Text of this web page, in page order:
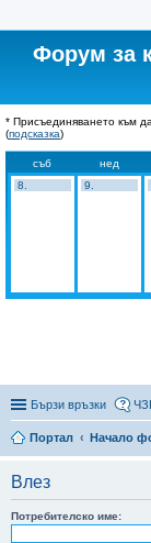
Форум за
* Присъединяването към
(подсказка)
съб нед
8.
9.
Бързи връзки
Портал
Начало
Влез
Потребителско име: